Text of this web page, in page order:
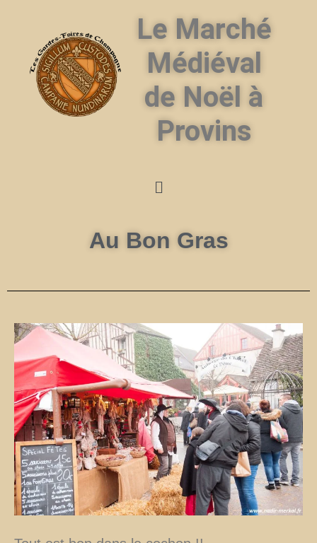
Le Marché
Médiéval
de Noël à
Provins
Au Bon Gras